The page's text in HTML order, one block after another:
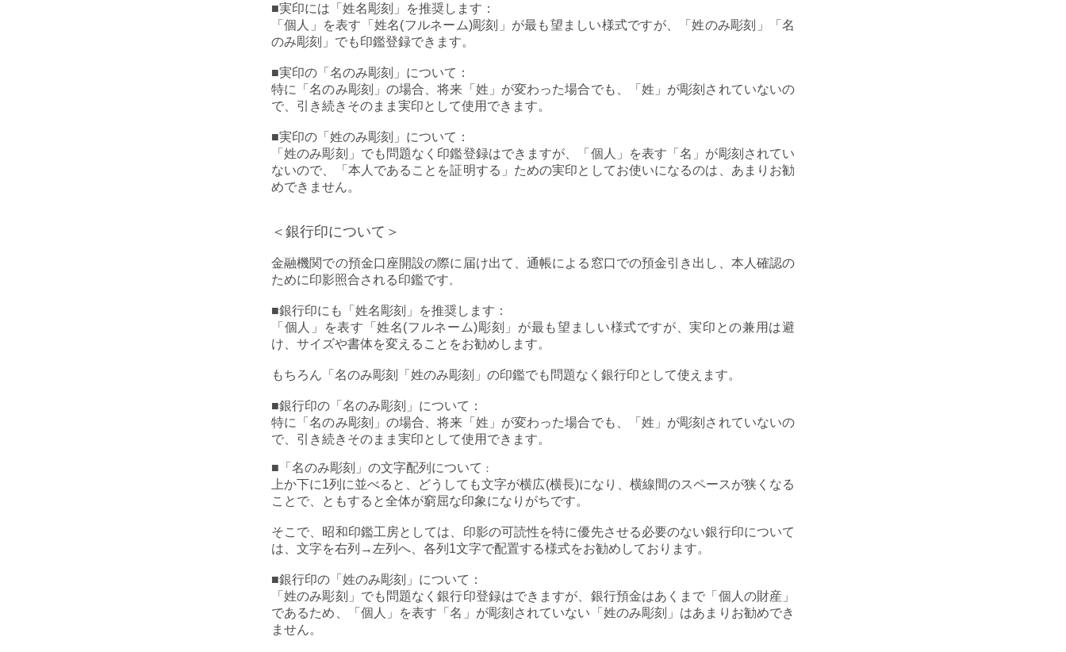
■実印には「姓名彫刻」を推奨します：
「個人」を表す「姓名(フルネーム)彫刻」が最も望ましい様式ですが、「姓のみ彫刻」「名
のみ彫刻」でも印鑑登録できます。
■実印の「名のみ彫刻」について：
特に「名のみ彫刻」の場合、将来「姓」が変わった場合でも、「姓」が彫刻されていないの
で、引き続きそのまま実印として使用できます。
■実印の「姓のみ彫刻」について：
「姓のみ彫刻」でも問題なく印鑑登録はできますが、「個人」を表す「名」が彫刻されてい
ないので、「本人であることを証明する」ための実印としてお使いになるのは、あまりお勧
めできません。
＜銀行印について＞
金融機関での預金口座開設の際に届け出て、通帳による窓口での預金引き出し、本人確認の
ために印影照合される印鑑です 。
■銀行印にも「姓名彫刻」を推奨します：
「個人」を表す「姓名(フルネーム)彫刻」が最も望ましい様式ですが、実印との兼用は避
け、サイズや書体を変えることをお勧めします。
もちろん「名のみ彫刻「姓のみ彫刻」の印鑑でも問題なく銀行印として使えます。
■銀行印の「名のみ彫刻」について：
特に「名のみ彫刻」の場合、将来「姓」が変わった場合でも、「姓」が彫刻されていないの
で、引き続きそのまま実印として使用できます。
■ 「名のみ彫刻」の文字配列について ：
上か下に1列に並べると、どうしても文字が横広(横長)になり、横線間のスペースが狭くなる
ことで、ともすると全体が窮屈な印象になりがちです。
そこで、 昭和印鑑工房としては、印影の可読性を特に優先させる必要のない銀行印について
は、文字を右列→左列へ、各列1文字で配置する様式をお勧めしております。
■銀行印の「姓のみ彫刻」について：
「姓のみ彫刻」でも問題なく銀行印登録はできますが、銀行預金はあくまで「個人の財産」
であるため、「個人」を表す「名」が彫刻されていない「姓のみ彫刻」はあまりお勧めでき
ません。